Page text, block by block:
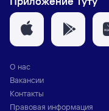
О нас
Вакансии
Контакты
Правовая информация